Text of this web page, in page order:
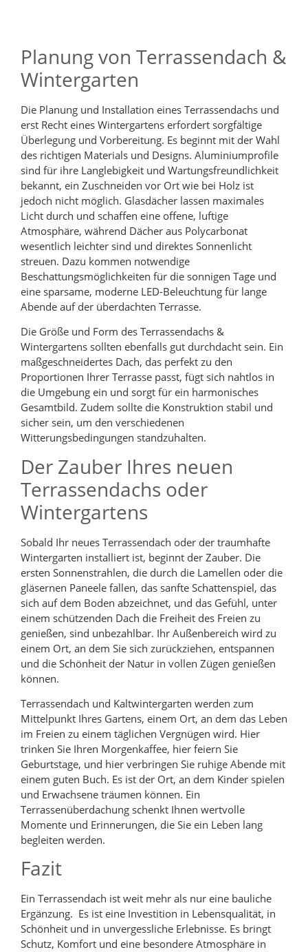
Planung von Terrassendach &
Wintergarten
Die Planung und Installation eines Terrassendachs und
erst Recht eines Wintergartens erfordert sorgfältige
Überlegung und Vorbereitung. Es beginnt mit der Wahl
des richtigen Materials und Designs. Aluminiumprofile
sind für ihre Langlebigkeit und Wartungsfreundlichkeit
bekannt, ein Zuschneiden vor Ort wie bei Holz ist
jedoch nicht möglich. Glasdächer lassen maximales
Licht durch und schaffen eine offene, luftige
Atmosphäre, während Dächer aus Polycarbonat
wesentlich leichter sind und direktes Sonnenlicht
streuen. Dazu kommen notwendige
Beschattungsmöglichkeiten für die sonnigen Tage und
eine sparsame, moderne LED-Beleuchtung für lange
Abende auf der überdachten Terrasse.
Die Größe und Form des Terrassendachs &
Wintergartens sollten ebenfalls gut durchdacht sein. Ein
maßgeschneidertes Dach, das perfekt zu den
Proportionen Ihrer Terrasse passt, fügt sich nahtlos in
die Umgebung ein und sorgt für ein harmonisches
Gesamtbild. Zudem sollte die Konstruktion stabil und
sicher sein, um den verschiedenen
Witterungsbedingungen standzuhalten.
Der Zauber Ihres neuen
Terrassendachs oder
Wintergartens
Sobald Ihr neues Terrassendach oder der traumhafte
Wintergarten installiert ist, beginnt der Zauber. Die
ersten Sonnenstrahlen, die durch die Lamellen oder die
gläsernen Paneele fallen, das sanfte Schattenspiel, das
sich auf dem Boden abzeichnet, und das Gefühl, unter
einem schützenden Dach die Freiheit des Freien zu
genießen, sind unbezahlbar. Ihr Außenbereich wird zu
einem Ort, an dem Sie sich zurückziehen, entspannen
und die Schönheit der Natur in vollen Zügen genießen
können.
Terrassendach und Kaltwintergarten werden zum
Mittelpunkt Ihres Gartens, einem Ort, an dem das Leben
im Freien zu einem täglichen Vergnügen wird. Hier
trinken Sie Ihren Morgenkaffee, hier feiern Sie
Geburtstage, und hier verbringen Sie ruhige Abende mit
einem guten Buch. Es ist der Ort, an dem Kinder spielen
und Erwachsene träumen können. Ein
Terrassenüberdachung schenkt Ihnen wertvolle
Momente und Erinnerungen, die Sie ein Leben lang
begleiten werden.
Fazit
Ein Terrassendach ist weit mehr als nur eine bauliche
Ergänzung. Es ist eine Investition in Lebensqualität, in
Schönheit und in unvergessliche Erlebnisse. Es bringt
Schutz, Komfort und eine besondere Atmosphäre in